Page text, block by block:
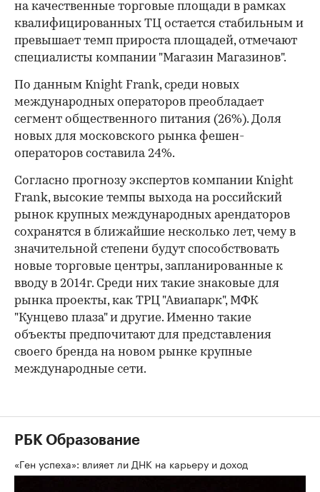
на качественные торговые площади в рамках
квалифицированных ТЦ остается стабильным и
превышает темп прироста площадей, отмечают
специалисты компании "Магазин Магазинов".
По данным Knight Frank, среди новых
международных операторов преобладает
сегмент общественного питания (26%). Доля
новых для московского рынка фешен-
операторов составила 24%.
Согласно прогнозу экспертов компании Knight
Frank, высокие темпы выхода на российский
рынок крупных международных арендаторов
сохранятся в ближайшие несколько лет, чему в
значительной степени будут способствовать
новые торговые центры, запланированные к
вводу в 2014г. Среди них такие знаковые для
рынка проекты, как ТРЦ "Авиапарк", МФК
"Кунцево плаза" и другие. Именно такие
объекты предпочитают для представления
своего бренда на новом рынке крупные
международные сети.
РБК Образование
«Ген успеха»: влияет ли ДНК на карьеру и доход